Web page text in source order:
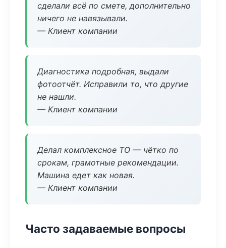
сделали всё по смете, дополнительно
ничего не навязывали.
— Клиент компании
Диагностика подробная, выдали
фотоотчёт. Исправили то, что другие
не нашли.
— Клиент компании
Делал комплексное ТО — чётко по
срокам, грамотные рекомендации.
Машина едет как новая.
— Клиент компании
Часто задаваемые вопросы